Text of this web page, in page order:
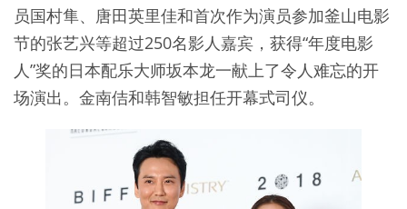
员国村隼、唐田英里佳和首次作为演员参加釜山电影
节的张艺兴等超过250名影人嘉宾，获得“年度电影
人”奖的日本配乐大师坂本龙一献上了令人难忘的开
场演出。金南佶和韩智敏担任开幕式司仪。